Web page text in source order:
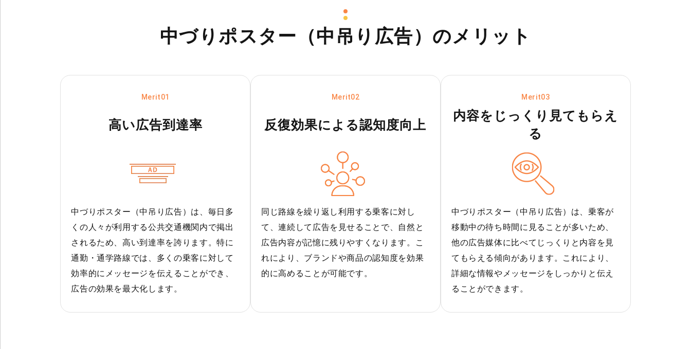
中づりポスター（中吊り広告） のメリット
Merit01
高い広告到達率
中づりポスター（中吊り広告）は、毎日多
くの人々が利用する公共交通機関内で掲出
されるため、高い到達率を誇ります。特に
通勤・通学路線では、多くの乗客に対して
効率的にメッセージを伝えることができ、
広告の効果を最大化します。
Merit02
反復効果による認知度向上
同じ路線を繰り返し利用する乗客に対し
て、連続して広告を見せることで、自然と
広告内容が記憶に残りやすくなります。こ
れにより、ブランドや商品の認知度を効果
的に高めることが可能です。
Merit03
内容をじっくり見てもらえ
る
中づりポスター（中吊り広告）は、乗客が
移動中の待ち時間に見ることが多いため、
他の広告媒体に比べてじっくりと内容を見
てもらえる傾向があります。これにより、
詳細な情報やメッセージをしっかりと伝え
ることができます。